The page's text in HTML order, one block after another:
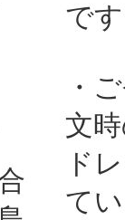
で
・
文
ド
て